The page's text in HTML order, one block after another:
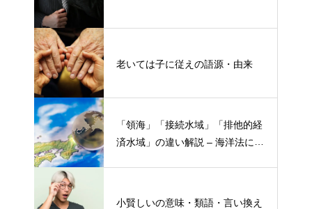
老いては子に従えの語源・由来
「領海」「接続水域」「排他的経
済水域」の違い解説 – 海洋法にお
小賢しいの意味・類語・言い換え